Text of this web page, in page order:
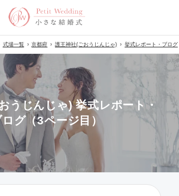
式場一覧 京都府 護王神社(ごおうじんじゃ) 挙式レポート・ブログ
うじんじゃ) 挙式レポート・
ログ（3ページ目）